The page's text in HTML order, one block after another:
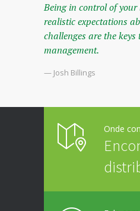
Being in control of
realistic expectations
challenges are the keys
management.
— Josh Billings
Onde